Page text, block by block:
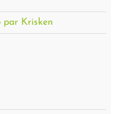
par Krisken